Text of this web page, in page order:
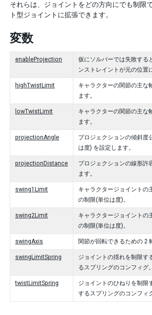
それらは、ジョイントをどの方向にでも制限
ト型ジョイントに拡張できます。
変数
enableProjection
仮にソルバーでは失敗する
ンストレイントが元の位置
highTwistLimit
キャラクターの関節の主な
ます。
lowTwistLimit
キャラクターの関節の主な
ます。
projectionAngle
プロジェクションの傾斜度
は度) を設定します。
projectionDistance
プロジェクションの線形許
ます。
swing1Limit
キャラクタージョイントの
の制限(単位は度)。
swing2Limit
キャラクタージョイントの
の制限(単位は度)。
swingAxis 関節が回転できるための 2
swingLimitSpring
ジョイントの揺れを制限す
るスプリングのコンフィグ。
twistLimitSpring
ジョイントのひねりを制限
するスプリングのコンフィ